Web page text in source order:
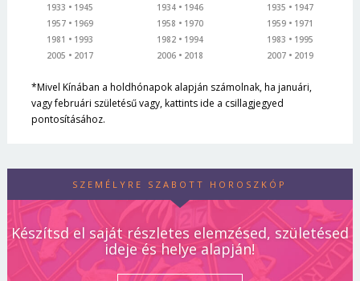
1933
1945
1957
1969
1981
1993
2005
2017
1934
1946
1958
1970
1982
1994
2006
2018
1935
1947
1959
1971
1983
1995
2007
2019
*Mivel Kínában a holdhónapok alapján számolnak, ha januári,
vagy februári születésű vagy, kattints ide a csillagjegyed
pontosításához.
SZEMÉLYRE SZABOTT HOROSZKÓP
Készítsd el saját részletes elemzésed, születésed
ideje és helye alapján!